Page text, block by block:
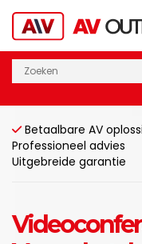
Betaalbare AV
Professioneel advies
Uitgebreide garantie